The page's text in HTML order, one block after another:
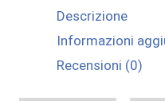
Descrizione
Informazioni
Recensioni (0)